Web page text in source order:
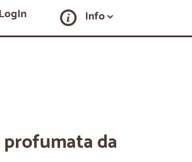
LogIn Info
profumata da